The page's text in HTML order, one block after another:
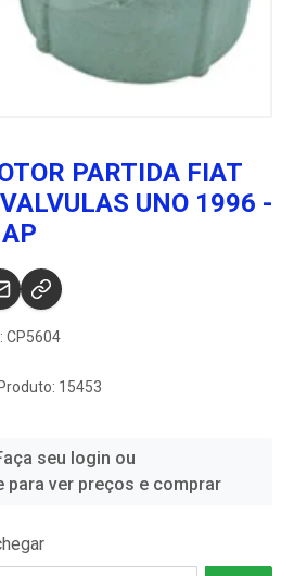
PARTIDA FIAT
UNO 1996 -
CP5604
15453
seu login ou
para ver preços e comprar